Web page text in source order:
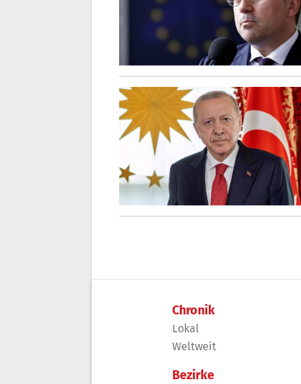
Chronik
Lokal
Weltweit
Bezirke